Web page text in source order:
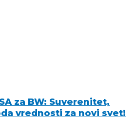
za BW: Suverenitet,
vrednosti za novi svet!